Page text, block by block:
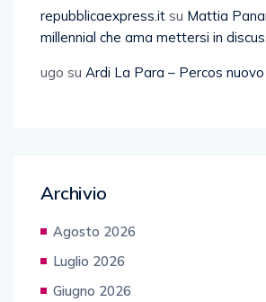
repubblicaexpress.it su Mattia
millennial che ama mettersi in
ugo su Ardi La Para – Percos
Archivio
Agosto 2026
Luglio 2026
Giugno 2026